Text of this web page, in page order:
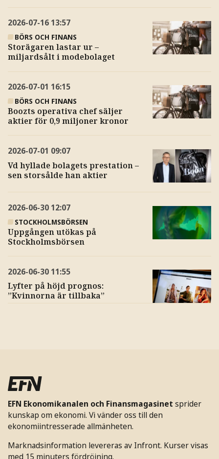
2026-07-16 13:57
BÖRS OCH FINANS
Storägaren lastar ur –
miljardsålt i modebolaget
2026-07-01 16:15
BÖRS OCH FINANS
Boozts operativa chef säljer
aktier för 0,9 miljoner kronor
2026-07-01 09:07
Vd hyllade bolagets prestation –
sen storsålde han aktier
2026-06-30 12:07
STOCKHOLMSBÖRSEN
Uppgången utökas på
Stockholmsbörsen
2026-06-30 11:55
Lyfter på höjd prognos:
”Kvinnorna är tillbaka”
EFN Ekonomikanalen och Finansmagasinet sprider
kunskap om ekonomi. Vi vänder oss till den
ekonomiintresserade allmänheten.
Marknadsinformation levereras av Infront. Kurser visas
med 15 minuters fördröjning.